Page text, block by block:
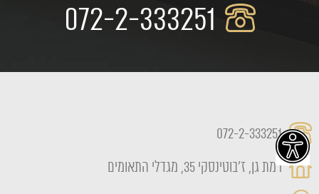
072-2-333251
רמת גן, ז'בוטינסקי 35, מגדלי התאומים